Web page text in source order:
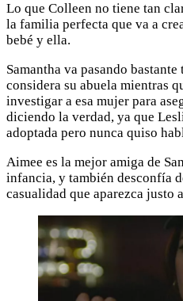
Lo que Colleen no tiene tan
la familia perfecta que va a
bebé y ella.
Samantha va pasando
considera su abuela mientras
investigar a esa mujer para
diciendo la verdad, ya que
adoptada pero nunca quiso
Aimee es la mejor amiga de
infancia, y también desconfía
casualidad que aparezca justo